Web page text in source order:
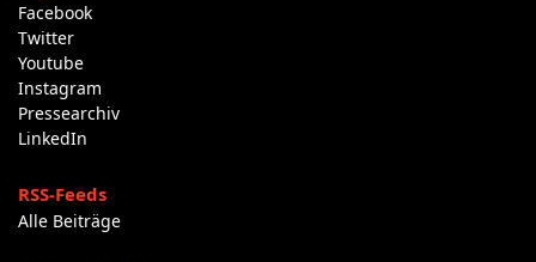
Facebook
Twitter
Youtube
Instagram
Pressearchiv
LinkedIn
RSS-Feeds
Alle Beiträge